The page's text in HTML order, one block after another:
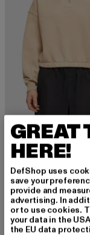
KARL KANI
58,79 EUR
Derzeitiger Preis:
69,99 EUR
GREAT
HERE!
DefShop uses
save your
provide and
advertising. In
or to use cookies.
your data in the
the EU data